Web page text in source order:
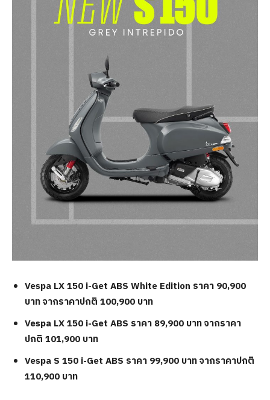
Vespa LX 150 i-Get ABS White Edition ราคา 90,900
บาท จากราคาปกติ 100,900 บาท
Vespa LX 150 i-Get ABS ราคา 89,900 บาท จากราคา
ปกติ 101,900 บาท
Vespa S 150 i-Get ABS ราคา 99,900 บาท จากราคาปกติ
110,900 บาท